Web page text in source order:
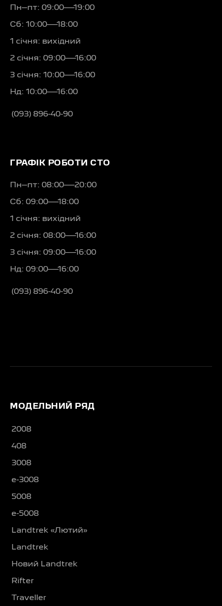
Пн–пт: 09:00—19:00
Сб: 10:00—18:00
1 січня: вихідний
2 січня: 09:00—16:00
3 січня: 10:00—16:00
Нд: 10:00—16:00
(093) 896-40-90
ГРАФІК РОБОТИ СТО
Пн–пт: 08:00—20:00
Сб: 09:00—18:00
1 січня: вихідний
2 січня: 08:00—16:00
3 січня: 09:00—16:00
Нд: 09:00—16:00
(093) 896-40-90
МОДЕЛЬНИЙ РЯД
2008
408
3008
e-3008
5008
e-5008
Landtrek «Лютий»
Landtrek
Новий Landtrek
Rifter
Traveller